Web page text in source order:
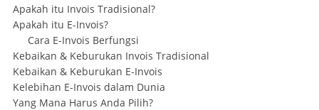
Apakah itu Invois Tradisional?
Apakah itu E-Invois?
Cara E-Invois Berfungsi
Kebaikan & Keburukan Invois Tradisional
Kebaikan & Keburukan E-Invois
Kelebihan E-Invois dalam Dunia
Yang Mana Harus Anda Pilih?